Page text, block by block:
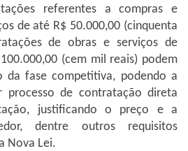
referentes a compras e
de até R$ 50.000,00 (cinquenta
de obras e serviços de
(cem mil reais) podem
da fase competitiva, podendo a
processo de contratação direta
justificando o preço e a
dentre outros requisitos
Nova Lei.